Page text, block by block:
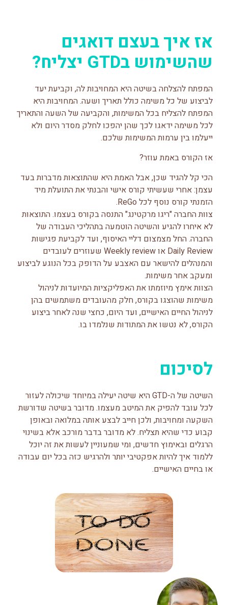
אז איך בעצם דואגים
שהשימוש בGTD יצליח?
המפתח להצלחה בשיטה היא המחויבות לה, וקביעת יעד
לביצוע של כל משימה כולל תאריך ושעה. המחויבות היא
המפתח להצליח בכל המשימות, והקביעה של השעה והתאריך
לכל משימה ידאגו לכך שהן יהפכו לחלק מסדר היום ולא
ייעלמו בין ערמות המשימות שלכם.
אז הקורס באמת עוזר?
הכי קל להגיד שכן, אבל האמת היא שהתוצאות מדברות בעד
עצמן: אחרי שעשיתי קורס אישי והבנתי את התועלת מיד
הזמנתי קורס נוסף לכל ReGo.
צוות החברה "ריגו מרקטינג" התנסה בקורס בעצמו. התוצאות
לא איחרו להגיע והשיטה הוטמעה בתהליכי העבודה של
החברה. החל מצמצום דליי האיסוף, ועד לקביעת פגישות
Daily Review או Weekly review שעוזרים לעובדים
והמנהלים להישאר עם האצבע על הדופק בכל הנוגע לביצוע
ומעקב אחר משימות.
הצוות אימץ מיוזמתו את האפליקציות המיועדות לניהול
משימות שהוצגו בקורס, חלק מהעובדים משתמשים בהן
לניהול החיים האישיים, ועד היום, כחצי שנה לאחר ביצוע
הקורס, לא נטשו את המתודות שנלמדו בו.
לסיכום
השיטה של ה-GTD היא שיטה יעילה במיוחד שיכולה לעזור
לכל עובד להפיק את המיטב מעצמו. מדובר בשיטה שדורשת
השקעה ומחויבות, ולכן חייב לבצע אותה במלואה ובאופן
קבוע כדי שהיא תצליח. לא מדובר בדבר מורכב אלא בשינוי
הרגלים ובאימוץ חדשים, ומי שמעוניין לעשות את זה יוכל
ללמוד איך להיות אפקטיבי יותר ולהרגיש כזה בכל יום עבודה
או בחיים האישיים.